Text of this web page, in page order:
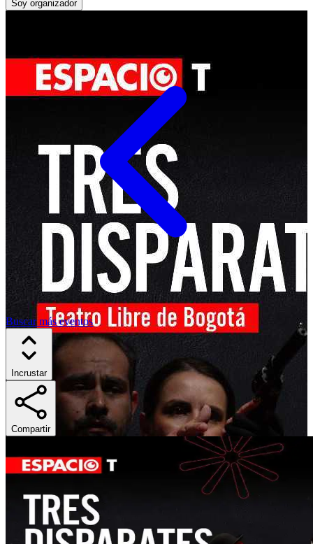
Soy organizador
Buscar más eventos
Incrustar
Compartir